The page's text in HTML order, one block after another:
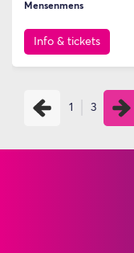
Mensenmens
Info & tickets
1 3